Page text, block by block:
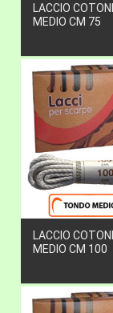
LACCIO
MEDIO CM 75
LACCIO
MEDIO CM 100